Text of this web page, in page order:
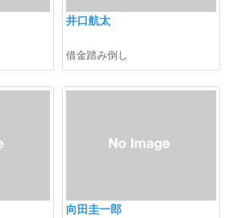
井口航太
借金踏み倒し
向田圭一郎